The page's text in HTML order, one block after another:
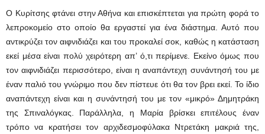
Ο Κυρίτσης φτάνει στην Αθήνα και επισκέπτεται για πρώτη φορά το
λεπροκομείο στο οποίο θα εργαστεί για ένα διάστημα. Αυτό που
αντικρύζει τον αιφνιδιάζει και του προκαλεί σοκ, καθώς η κατάσταση
εκεί μέσα είναι πολύ χειρότερη απ’ ό,τι περίμενε. Εκείνο όμως που
τον αιφνιδιάζει περισσότερο, είναι η αναπάντεχη συνάντησή του με
έναν παλιό του γνώριμο που δεν πίστευε ότι θα τον βρει εκεί. Το ίδιο
αναπάντεχη είναι και η συνάντησή του με τον «μικρό» Δημητράκη
της Σπιναλόγκας. Παράλληλα, η Μαρία βρίσκει επιτέλους έναν
τρόπο να κρατήσει τον αρχιδεσμοφύλακα Ντρετάκη μακριά της,